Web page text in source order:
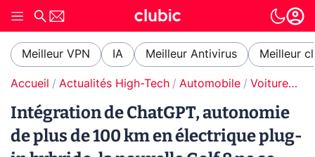
Meilleur VPN IA Meilleur Antivirus Meilleur
Accueil Actualités High-Tech Automobile Voitures électriques
Intégration de ChatGPT, autonomie
de plus de 100 km en électrique plug-